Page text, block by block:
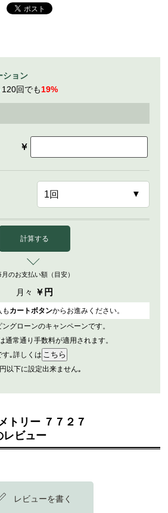
ション
120回でも19%
￥
計算する
月のお支払い額（目安）
月々 ￥ 円
も カートボタンからお進みください。
グローンのキャンペーンです。
通常通り手数料が適用されます。
｡詳しくは
以下に設定出来ません｡
トリー ７７２７
レビュー
レビューを書く